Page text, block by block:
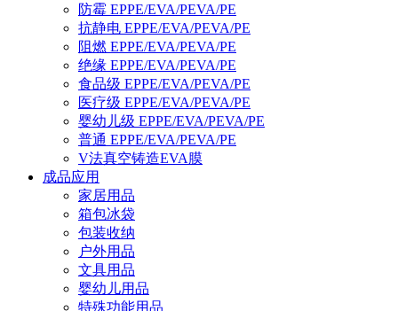
防霉 EPPE/EVA/PEVA/PE
抗静电 EPPE/EVA/PEVA/PE
阻燃 EPPE/EVA/PEVA/PE
绝缘 EPPE/EVA/PEVA/PE
食品级 EPPE/EVA/PEVA/PE
医疗级 EPPE/EVA/PEVA/PE
婴幼儿级 EPPE/EVA/PEVA/PE
普通 EPPE/EVA/PEVA/PE
V法真空铸造EVA膜
成品应用
家居用品
箱包冰袋
包装收纳
户外用品
文具用品
婴幼儿用品
特殊功能用品